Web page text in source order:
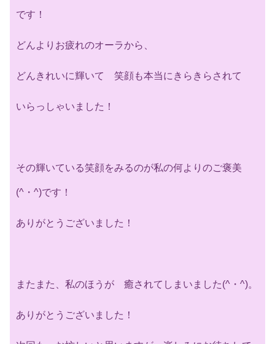
です！
どんよりお疲れのオーラから、
どんきれいに輝いて 笑顔も本当にきらきらされて
いらっしゃいました！
その輝いている笑顔をみるのが私の何よりのご褒美
(^・^)です！
ありがとうございました！
またまた、私のほうが 癒されてしまいました(^・^)。
ありがとうございました！